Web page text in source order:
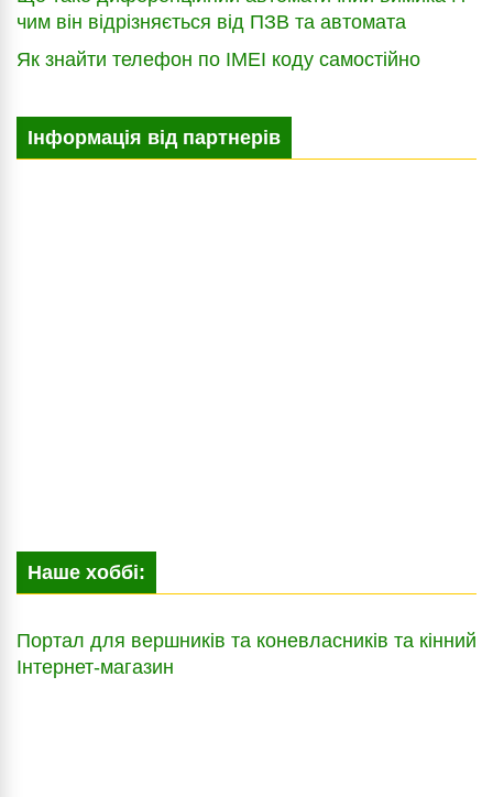
чим він відрізняється від ПЗВ та автомата
Як знайти телефон по IMEI коду самостійно
Інформація від партнерів
Наше хоббі:
Портал для вершників та коневласників та кінний
Інтернет-магазин